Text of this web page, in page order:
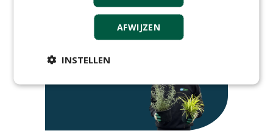
AFWIJZEN
INSTELLEN